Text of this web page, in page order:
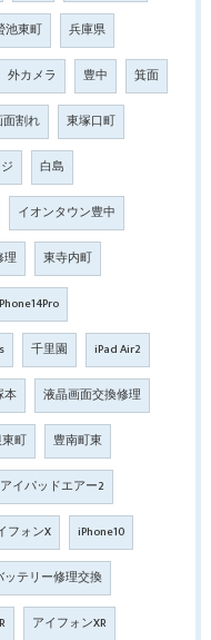
池東町 兵庫県
外カメラ 豊中 箕面
割れ 東塚口町
白島
イオンタウン豊中
理 東寺内町
千里園 iPad Air2
本 液晶画面交換修理
町 豊南町東
アイパッドエアー2
フォンX iPhone10
ッテリー修理交換
アイフォンXR